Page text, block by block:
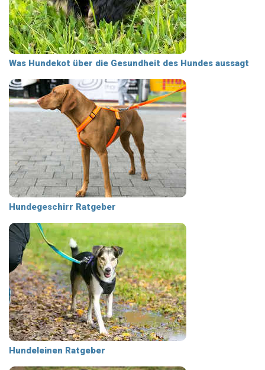
Was Hundekot über die Gesundheit des Hundes aussagt
Hundegeschirr Ratgeber
Hundeleinen Ratgeber